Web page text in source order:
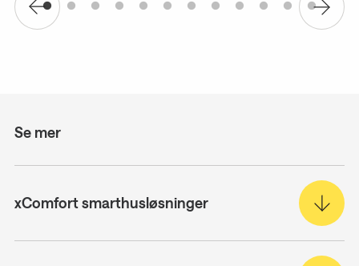
Se mer
xComfort smarthusløsninger